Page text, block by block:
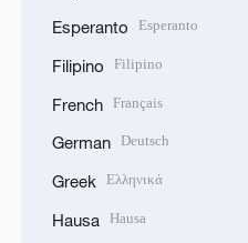
Esperanto Esperanto
Filipino Filipino
French Français
German Deutsch
Greek Ελληνικά
Hausa Hausa